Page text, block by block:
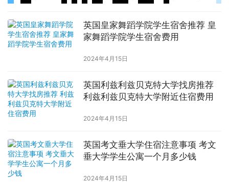
英国皇家舞蹈学院学生宿舍推荐 皇
家舞蹈学院学生宿舍费用
2024年4月15日
英国利兹利兹贝克特大学找房推荐
利兹利兹贝克特大学附近住宿费用
2024年4月15日
英国考文垂大学住宿注意事项 考文
垂大学学生公寓一个月多少钱
2024年4月15日